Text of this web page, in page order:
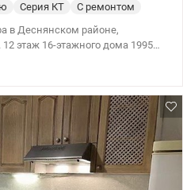
Серия КТ
С ремонтом
в Деснянском районе,
этаж 16-этажного дома 1995
остаются новому
ухоженная придомовая
и рестораны, аптеки.
Цена 57 000 у.е. (093) 939-77-45,